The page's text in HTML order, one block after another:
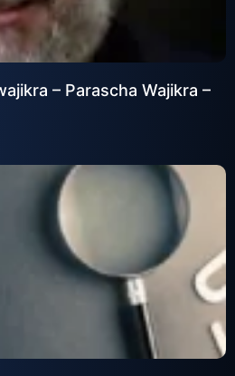
– Parascha Wajikra –